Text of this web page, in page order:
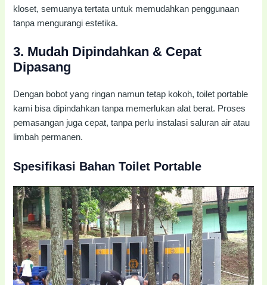
kloset, semuanya tertata untuk memudahkan penggunaan
tanpa mengurangi estetika.
3. Mudah Dipindahkan & Cepat
Dipasang
Dengan bobot yang ringan namun tetap kokoh, toilet portable
kami bisa dipindahkan tanpa memerlukan alat berat. Proses
pemasangan juga cepat, tanpa perlu instalasi saluran air atau
limbah permanen.
Spesifikasi Bahan Toilet Portable